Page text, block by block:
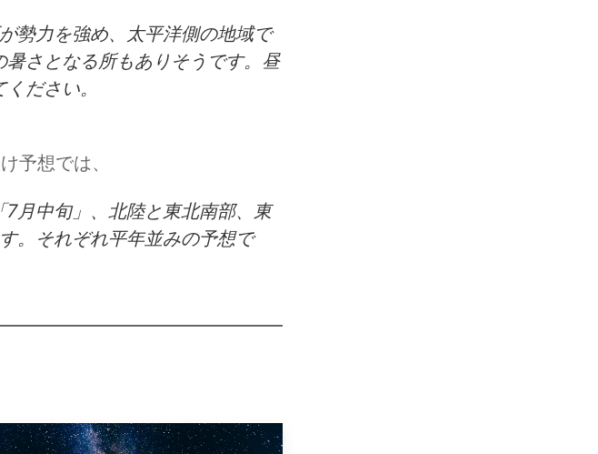
勢力を強め、太平洋側の地域で
さとなる所もありそうです。昼
ださい。
予想では、
月中旬」、北陸と東北南部、東
。それぞれ平年並みの予想で